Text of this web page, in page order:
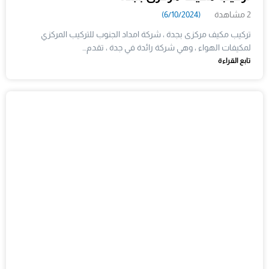
2 مشاهدة (6/10/2024)
تركيب مكيف مركزى بجدة ، شركة امداد الجنوب للتركيب المركزي
لمكيفات الهواء ، وهي شركة رائدة في جدة ، تقدم…
تابع القراءة